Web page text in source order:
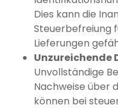
Dies kann die
Steuerbefreiung
Lieferungen
Unzureichende
Unvollständige
Nachweise über
können bei